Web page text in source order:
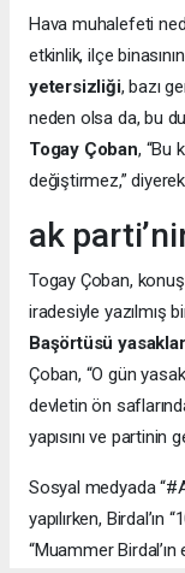
Hava muhalefeti
etkinlik, ilçe
yetersizliği, bazı
neden olsa da, bu
Togay Çoban, “Bu
değiştirmez,”
ak
Togay Çoban,
iradesiyle yazılmış
Başörtüsü
Çoban, “O gün
devletin ön
yapısını ve partinin
Sosyal medyada
yapılırken, Birdal’ın
“Muammer